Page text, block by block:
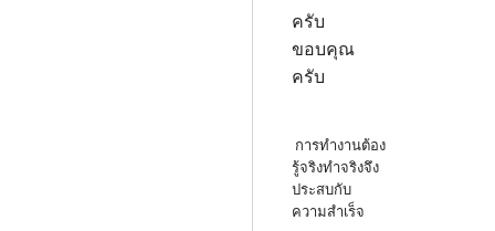
ครับ
ขอบคุณ
ครับ
การทำงานต้อง
รู้จริงทำจริงจึง
ประสบกับ
ความสำเร็จ